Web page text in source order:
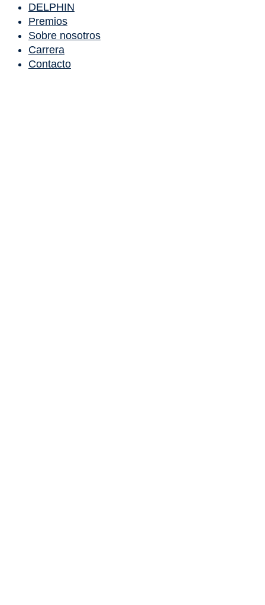
DELPHIN
Premios
Sobre nosotros
Carrera
Contacto